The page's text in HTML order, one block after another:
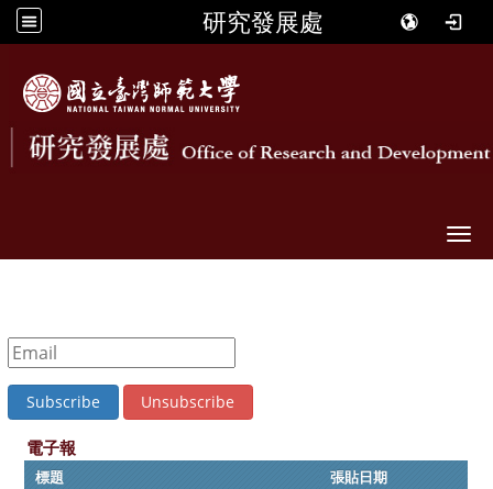
研究發展處
電子報
標題 張貼日期